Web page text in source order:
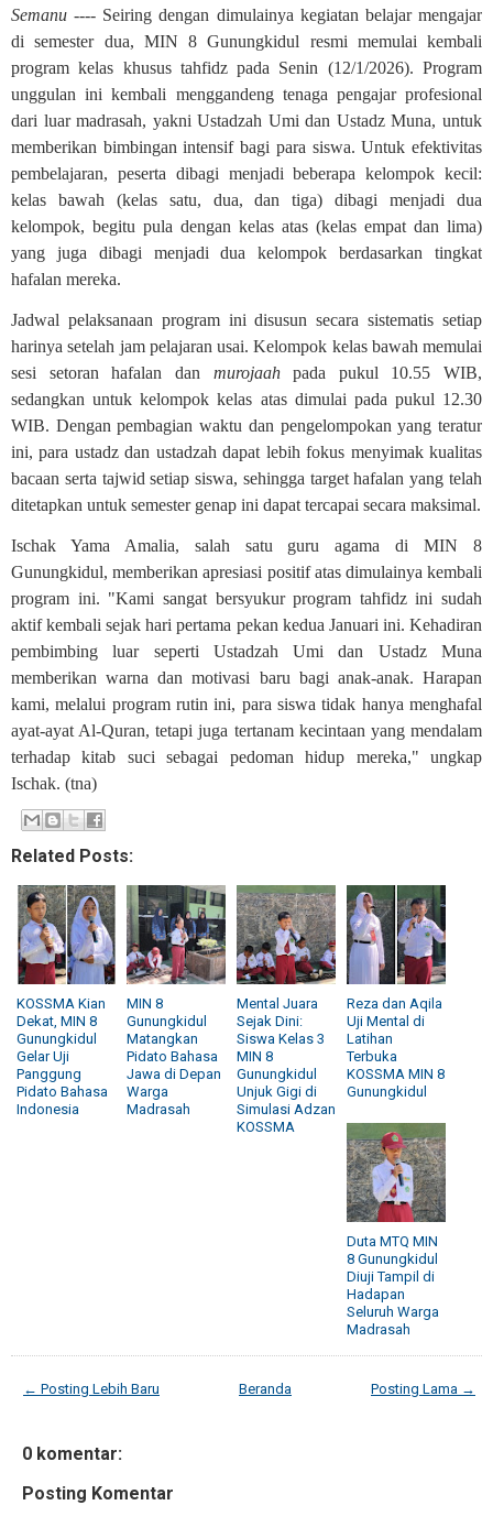
Semanu ---- Seiring dengan dimulainya kegiatan belajar mengajar
di semester dua, MIN 8 Gunungkidul resmi memulai kembali
program kelas khusus tahfidz pada Senin (12/1/2026). Program
unggulan ini kembali menggandeng tenaga pengajar profesional
dari luar madrasah, yakni Ustadzah Umi dan Ustadz Muna, untuk
memberikan bimbingan intensif bagi para siswa. Untuk efektivitas
pembelajaran, peserta dibagi menjadi beberapa kelompok kecil:
kelas bawah (kelas satu, dua, dan tiga) dibagi menjadi dua
kelompok, begitu pula dengan kelas atas (kelas empat dan lima)
yang juga dibagi menjadi dua kelompok berdasarkan tingkat
hafalan mereka.
Jadwal pelaksanaan program ini disusun secara sistematis setiap
harinya setelah jam pelajaran usai. Kelompok kelas bawah memulai
sesi setoran hafalan dan murojaahpada pukul 10.55 WIB,
sedangkan untuk kelompok kelas atas dimulai pada pukul 12.30
WIB. Dengan pembagian waktu dan pengelompokan yang teratur
ini, para ustadz dan ustadzah dapat lebih fokus menyimak kualitas
bacaan serta tajwid setiap siswa, sehingga target hafalan yang telah
ditetapkan untuk semester genap ini dapat tercapai secara maksimal.
Ischak Yama Amalia, salah satu guru agama di MIN 8
Gunungkidul, memberikan apresiasi positif atas dimulainya kembali
program ini. "Kami sangat bersyukur program tahfidz ini sudah
aktif kembali sejak hari pertama pekan kedua Januari ini. Kehadiran
pembimbing luar seperti Ustadzah Umi dan Ustadz Muna
memberikan warna dan motivasi baru bagi anak-anak. Harapan
kami, melalui program rutin ini, para siswa tidak hanya menghafal
ayat-ayat Al-Quran, tetapi juga tertanam kecintaan yang mendalam
terhadap kitab suci sebagai pedoman hidup mereka," ungkap
Ischak. (tna)
Related Posts:
KOSSMA Kian
Dekat, MIN 8
Gunungkidul
Gelar Uji
Panggung
Pidato Bahasa
Indonesia
MIN 8
Gunungkidul
Matangkan
Pidato Bahasa
Jawa di Depan
Warga
Madrasah
Mental Juara
Sejak Dini:
Siswa Kelas 3
MIN 8
Gunungkidul
Unjuk Gigi di
Simulasi Adzan
KOSSMA
Reza dan Aqila
Uji Mental di
Latihan
Terbuka
KOSSMA MIN 8
Gunungkidul
Duta MTQ MIN
8 Gunungkidul
Diuji Tampil di
Hadapan
Seluruh Warga
Madrasah
← Posting Lebih Baru Posting Lama →
Beranda
0 komentar:
Posting Komentar